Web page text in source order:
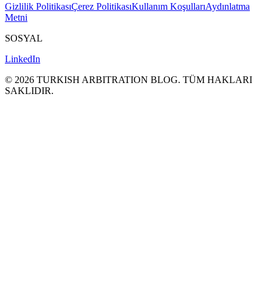
Gizlilik PolitikasıÇerez PolitikasıKullanım KoşullarıAydınlatma
Metni
SOSYAL
LinkedIn
© 2026 TURKISH ARBITRATION BLOG. TÜM HAKLARI
SAKLΙDIR.